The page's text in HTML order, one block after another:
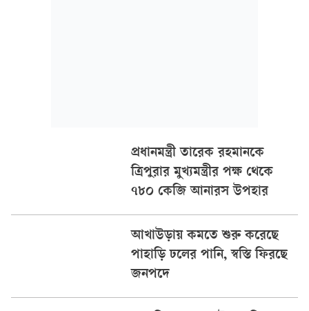
প্রধানমন্ত্রী তারেক রহমানকে
ত্রিপুরার মুখ্যমন্ত্রীর পক্ষ থেকে
৭৮০ কেজি আনারস উপহার
আখাউড়ায় কমতে শুরু করেছে
পাহাড়ি ঢলের পানি, স্বস্তি ফিরছে
জনপদে